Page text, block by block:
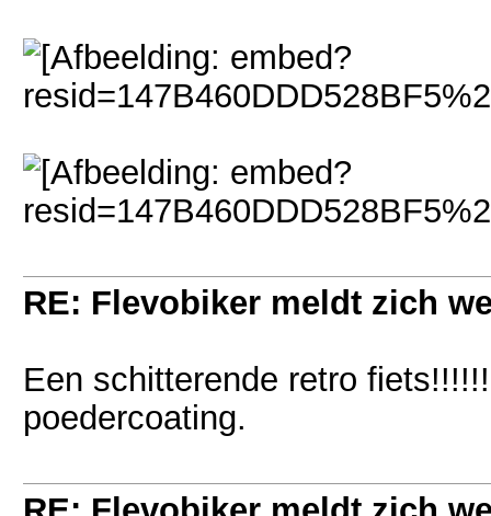
RE: Flevobiker meldt zich
Een schitterende retro
poedercoating.